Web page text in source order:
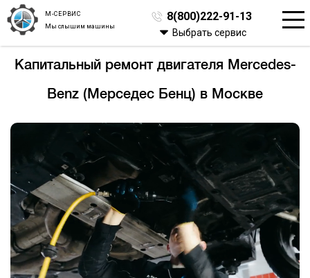
М-СЕРВИС
Мы слышим машины
8(800)222-91-13
Выбрать сервис
Капитальный ремонт двигателя Mercedes-
Benz (Мерседес Бенц) в Москве